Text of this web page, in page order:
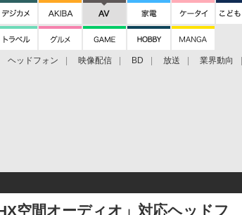
ヘッドフォン 映像配信 BD 放送 業界動向
空間オーディオ」対応ヘッドフ